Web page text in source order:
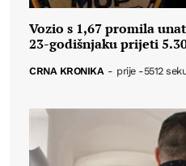
Vozio s 1,67 promila
23-godišnjaku prijeti
CRNA KRONIKA - prije -5512